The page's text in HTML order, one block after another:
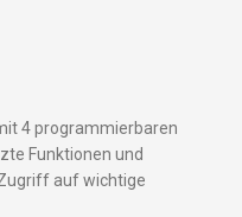
4 programmierbaren
Funktionen und
auf wichtige